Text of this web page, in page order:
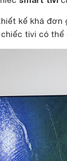
kế khá đơn
tivi có